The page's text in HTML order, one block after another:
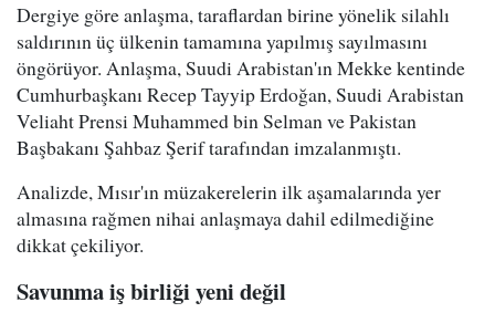
Dergiye göre anlaşma, taraflardan birine yönelik silahlı
saldırının üç ülkenin tamamına yapılmış sayılmasını
öngörüyor. Anlaşma, Suudi Arabistan'ın Mekke kentinde
Cumhurbaşkanı Recep Tayyip Erdoğan, Suudi Arabistan
Veliaht Prensi Muhammed bin Selman ve Pakistan
Başbakanı Şahbaz Şerif tarafından imzalanmıştı.
Analizde, Mısır'ın müzakerelerin ilk aşamalarında yer
almasına rağmen nihai anlaşmaya dahil edilmediğine
dikkat çekiliyor.
Savunma iş birliği yeni değil